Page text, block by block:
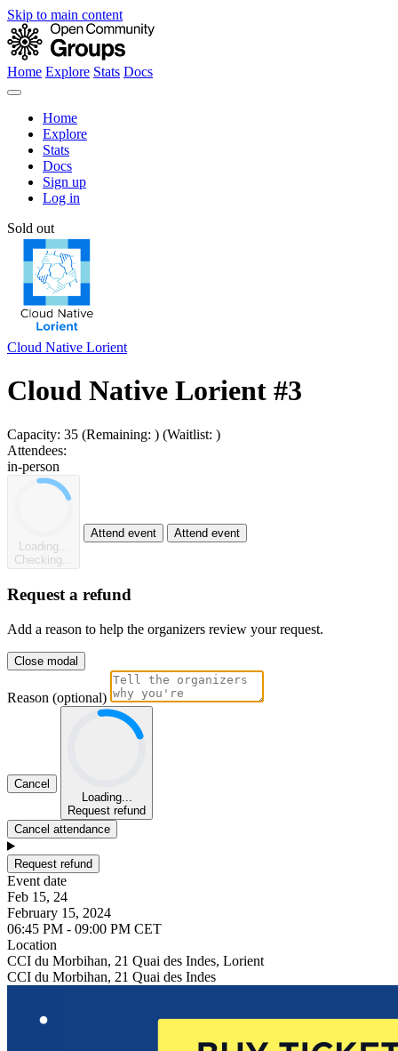
Skip to main content
Home Explore Stats Docs
Home
Explore
Stats
Docs
Sign up
Log in
Sold out
Cloud Native Lorient
Cloud Native Lorient #3
Capacity: 35 (Remaining: ) (Waitlist: )
Attendees:
in-person
Loading...
Checking...
Attend event Attend event
Request a refund
Add a reason to help the organizers review your request.
Close modal
Reason (optional)
Cancel
Loading...
Request refund
Cancel attendance
Request refund
Event date
Feb 15, 24
February 15, 2024
06:45 PM - 09:00 PM CET
Location
CCI du Morbihan, 21 Quai des Indes, Lorient
CCI du Morbihan, 21 Quai des Indes